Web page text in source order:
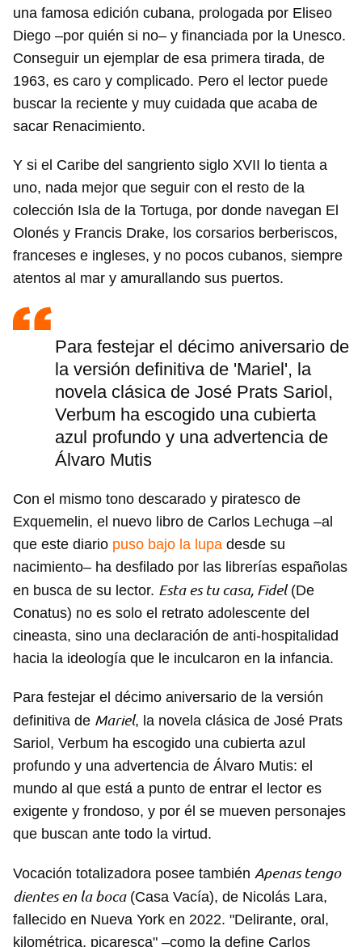
una famosa edición cubana, prologada por Eliseo
Diego –por quién si no– y financiada por la Unesco.
Conseguir un ejemplar de esa primera tirada, de
1963, es caro y complicado. Pero el lector puede
buscar la reciente y muy cuidada que acaba de
sacar Renacimiento.
Y si el Caribe del sangriento siglo XVII lo tienta a
uno, nada mejor que seguir con el resto de la
colección Isla de la Tortuga, por donde navegan El
Olonés y Francis Drake, los corsarios berberiscos,
franceses e ingleses, y no pocos cubanos, siempre
atentos al mar y amurallando sus puertos.
Para festejar el décimo aniversario de
la versión definitiva de 'Mariel', la
novela clásica de José Prats Sariol,
Verbum ha escogido una cubierta
azul profundo y una advertencia de
Álvaro Mutis
Con el mismo tono descarado y piratesco de
Exquemelin, el nuevo libro de Carlos Lechuga –al
que este diario puso bajo la lupa desde su
nacimiento– ha desfilado por las librerías españolas
en busca de su lector. Esta es tu casa, Fidel(De
Conatus) no es solo el retrato adolescente del
cineasta, sino una declaración de anti-hospitalidad
hacia la ideología que le inculcaron en la infancia.
Para festejar el décimo aniversario de la versión
definitiva de Mariel, la novela clásica de José Prats
Sariol, Verbum ha escogido una cubierta azul
profundo y una advertencia de Álvaro Mutis: el
mundo al que está a punto de entrar el lector es
exigente y frondoso, y por él se mueven personajes
que buscan ante todo la virtud.
Vocación totalizadora posee también Apenas tengo
dientes en la boca(Casa Vacía), de Nicolás Lara,
fallecido en Nueva York en 2022. "Delirante, oral,
kilométrica, picaresca" –como la define Carlos